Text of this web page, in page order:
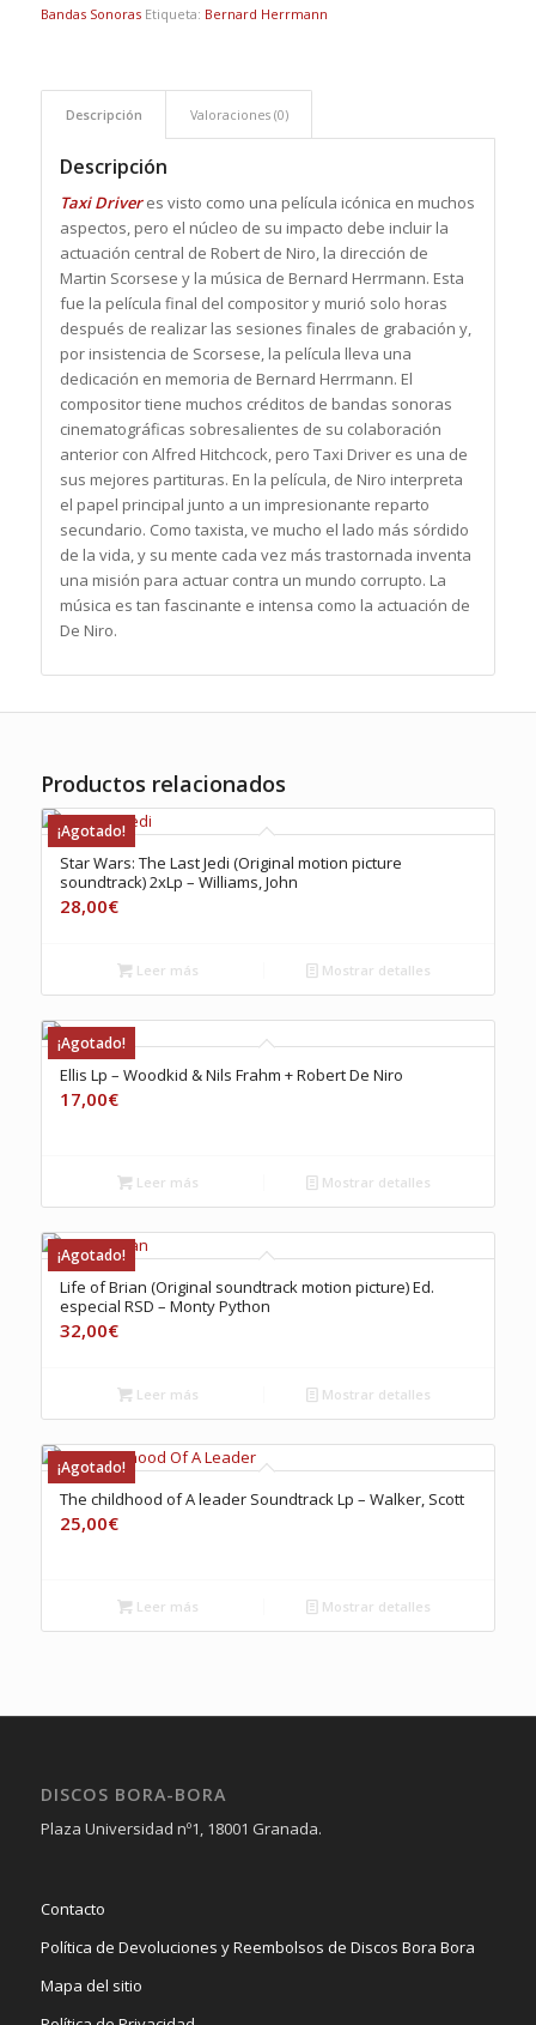
Bandas Sonoras Etiqueta: Bernard Herrmann
Descripción Valoraciones (0)
Descripción
Taxi Driver es visto como una película icónica en muchos
aspectos, pero el núcleo de su impacto debe incluir la
actuación central de Robert de Niro, la dirección de
Martin Scorsese y la música de Bernard Herrmann. Esta
fue la película final del compositor y murió solo horas
después de realizar las sesiones finales de grabación y,
por insistencia de Scorsese, la película lleva una
dedicación en memoria de Bernard Herrmann. El
compositor tiene muchos créditos de bandas sonoras
cinematográficas sobresalientes de su colaboración
anterior con Alfred Hitchcock, pero Taxi Driver es una de
sus mejores partituras. En la película, de Niro interpreta
el papel principal junto a un impresionante reparto
secundario. Como taxista, ve mucho el lado más sórdido
de la vida, y su mente cada vez más trastornada inventa
una misión para actuar contra un mundo corrupto. La
música es tan fascinante e intensa como la actuación de
De Niro.
Productos relacionados
¡Agotado!
Star Wars: The Last Jedi (Original motion picture
soundtrack) 2xLp – Williams, John
28,00€
Leer más Mostrar detalles
¡Agotado!
Ellis Lp – Woodkid & Nils Frahm + Robert De Niro
17,00€
Leer más Mostrar detalles
¡Agotado!
Life of Brian (Original soundtrack motion picture) Ed.
especial RSD – Monty Python
32,00€
Leer más Mostrar detalles
¡Agotado!
The childhood of A leader Soundtrack Lp – Walker, Scott
25,00€
Leer más Mostrar detalles
DISCOS BORA-BORA
Plaza Universidad nº1, 18001 Granada.
Contacto
Política de Devoluciones y Reembolsos de Discos Bora Bora
Mapa del sitio